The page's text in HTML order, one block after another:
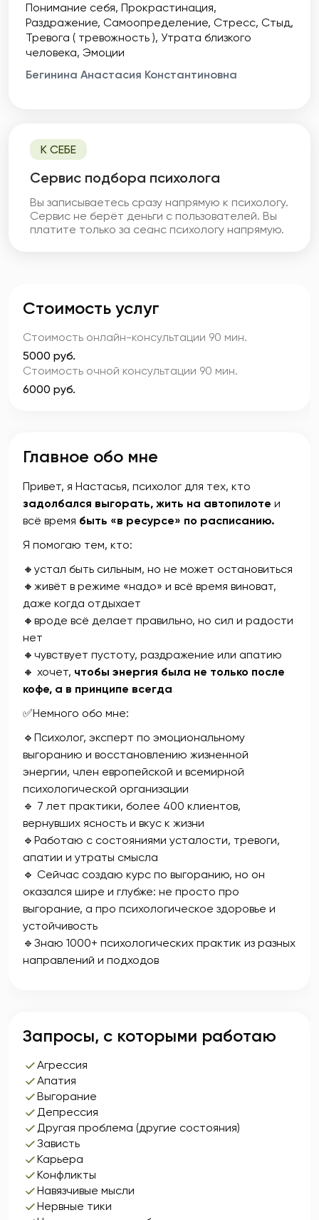
К СЕБЕ
Cервис подбора психолога
Вы записываетесь сразу напрямую к психологу.
Сервис не берёт деньги с пользователей. Вы
платите только за сеанс психологу напрямую.
Понимание себя Прокрастинация
Раздражение Самоопределение Стресс Стыд
Тревога ( тревожность ) Утрата близкого
человека Эмоции
Бегинина Анастасия Константиновна
Стоимость услуг
Стоимость онлайн-консультации 90 мин.
5000 руб.
Стоимость очной консультации 90 мин.
6000 руб.
Главное обо мне
Привет, я Настасья, психолог для тех, кто
задолбался выгорать, жить на автопилоте и
всё время быть «в ресурсе» по расписанию.
Я помогаю тем, кто:
🔸устал быть сильным, но не может остановиться
🔸живёт в режиме «надо» и всё время виноват,
даже когда отдыхает
🔸вроде всё делает правильно, но сил и радости
нет
🔸чувствует пустоту, раздражение или апатию
🔸 хочет, чтобы энергия была не только после
кофе, а в принципе всегда
✅Немного обо мне:
🔹Психолог, эксперт по эмоциональному
выгоранию и восстановлению жизненной
энергии, член европейской и всемирной
психологической организации
🔹 7 лет практики, более 400 клиентов,
вернувших ясность и вкус к жизни
🔹Работаю с состояниями усталости, тревоги,
апатии и утраты смысла
🔹 Сейчас создаю курс по выгоранию, но он
оказался шире и глубже: не просто про
выгорание, а про психологическое здоровье и
устойчивость
🔹Знаю 1000+ психологических практик из разных
направлений и подходов
Запросы, с которыми работаю
Агрессия
Апатия
Выгорание
Депрессия
Другая проблема (другие состояния)
Зависть
Карьера
Конфликты
Навязчивые мысли
Нервные тики